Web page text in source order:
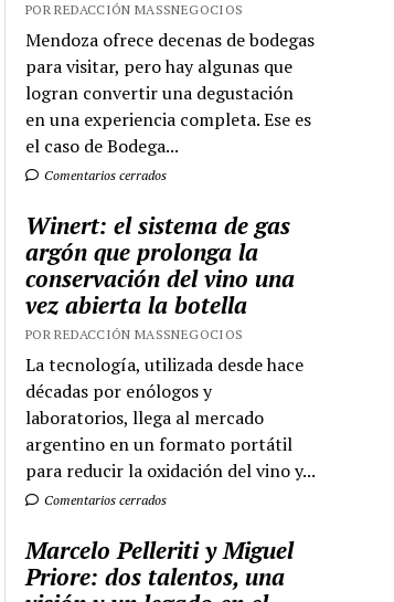
POR REDACCIÓN MASSNEGOCIOS
Mendoza ofrece decenas de bodegas
para visitar, pero hay algunas que
logran convertir una degustación
en una experiencia completa. Ese es
el caso de Bodega...
Comentarios cerrados
Winert: el sistema de gas
argón que prolonga la
conservación del vino una
vez abierta la botella
POR REDACCIÓN MASSNEGOCIOS
La tecnología, utilizada desde hace
décadas por enólogos y
laboratorios, llega al mercado
argentino en un formato portátil
para reducir la oxidación del vino y...
Comentarios cerrados
Marcelo Pelleriti y Miguel
Priore: dos talentos, una